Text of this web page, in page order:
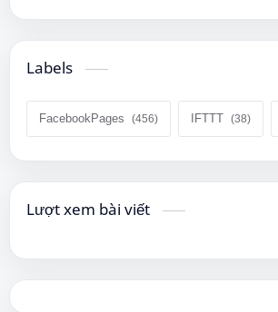
Labels
FacebookPages IFTTT
Lượt xem bài viết